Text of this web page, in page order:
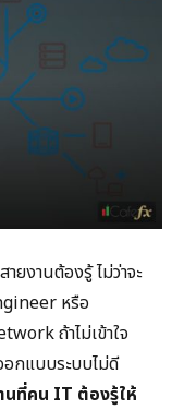
งานต้องรู้ ไม่ว่าจะ
หรือ
ถ้าไม่เข้าใจ
กแบบระบบไม่ดี
ที่คน IT ต้องรู้ให้